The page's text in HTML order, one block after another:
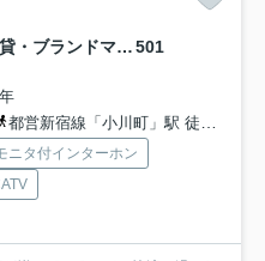
カスタリア新御茶ノ水【高級賃貸・ブランドマンション】 501
都営新宿線「小川町」駅 徒歩2分
ニタ付インターホン